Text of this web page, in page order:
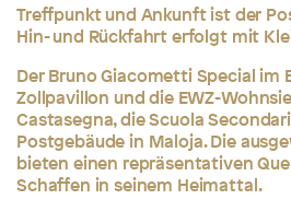
Treffpunkt und Ankunft ist der
Hin- und Rückfahrt erfolgt mit
Der Bruno Giacometti Special im
Zollpavillon und die EWZ-
Castasegna, die Scuola
Postgebäude in Maloja. Die
bieten einen repräsentativen
Schaffen in seinem Heimattal.